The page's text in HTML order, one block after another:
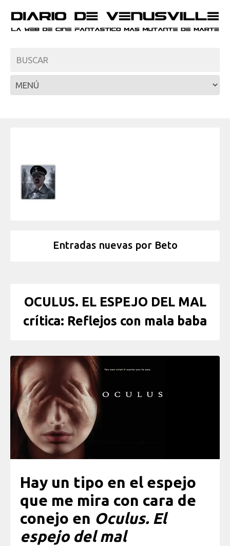
Entradas nuevas por Beto
OCULUS. EL ESPEJO DEL MAL
crítica: Reflejos con mala baba
Hay un tipo en el espejo
que me mira con cara de
conejo en Oculus. El
espejo del mal